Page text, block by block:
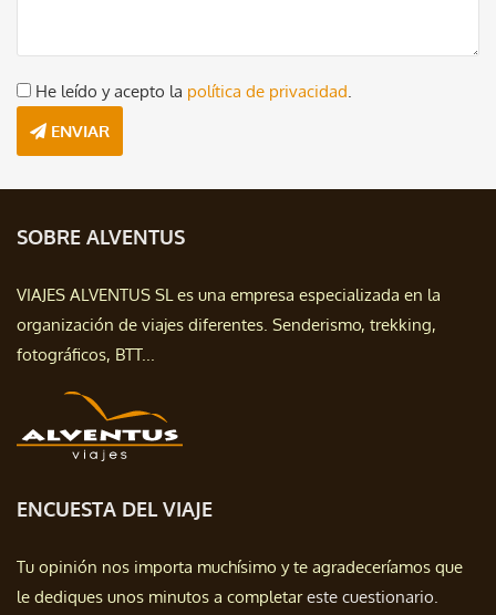
He leído y acepto la política de privacidad
ENVIAR
SOBRE ALVENTUS
VIAJES ALVENTUS SL es una empresa especializada en la
organización de viajes diferentes. Senderismo, trekking,
fotográficos, BTT...
ENCUESTA DEL VIAJE
Tu opinión nos importa muchísimo y te agradeceríamos que
le dediques unos minutos a completareste cuestionario.